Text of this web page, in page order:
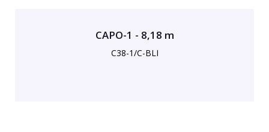
CAPO-1 - 8,18 m
C38-1/C-BLI